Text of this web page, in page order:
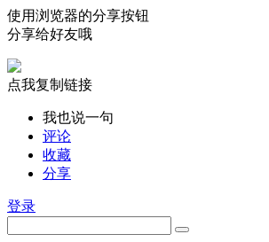
使用浏览器的分享按钮
分享给好友哦
点我复制链接
我也说一句
评论
收藏
分享
登录